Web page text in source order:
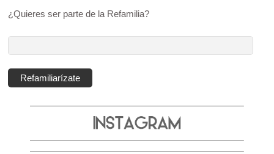
¿Quieres ser parte de la Refamilia?
correo
electrónico:
Refamiliarízate